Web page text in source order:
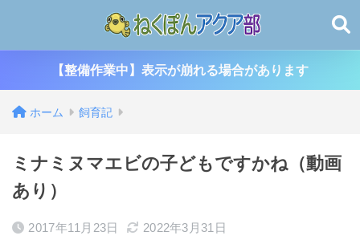
【整備作業中】表示が崩れる場合があります
ホーム 飼育記
ミナミヌマエビの子どもですかね（動画
あり）
2017年11月23日 2022年3月31日